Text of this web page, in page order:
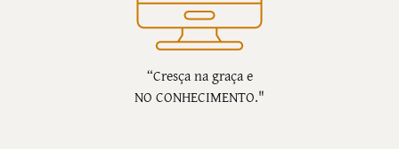
“Cresça na graça e
NO CONHECIMENTO."